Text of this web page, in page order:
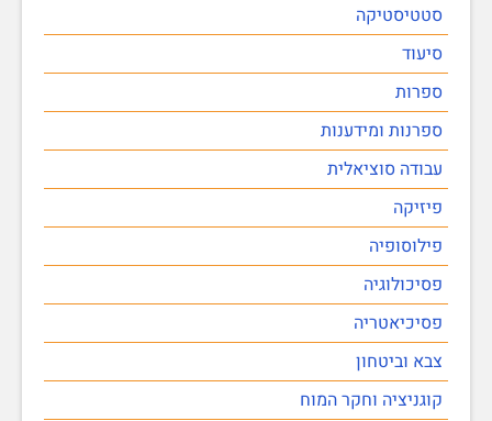
סטטיסטיקה
סיעוד
ספרות
ספרנות ומידענות
עבודה סוציאלית
פיזיקה
פילוסופיה
פסיכולוגיה
פסיכיאטריה
צבא וביטחון
קוגניציה וחקר המוח